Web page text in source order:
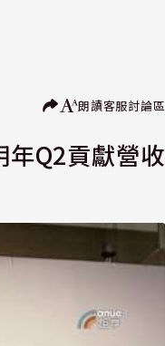
朗讀客服討論區
Q2貢獻營收